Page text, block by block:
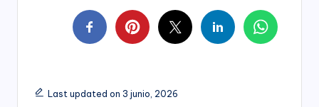
Last updated on 3 junio, 2026